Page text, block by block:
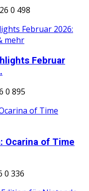
0 498
Februar
0 895
Ocarina of Time
0 336